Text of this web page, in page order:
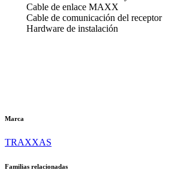
Cable de enlace MAXX
Cable de comunicación del receptor
Hardware de instalación
Marca
TRAXXAS
Familias relacionadas